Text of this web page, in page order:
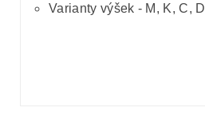
Varianty výšek - M, K, C, D